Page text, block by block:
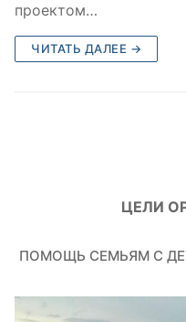
проектом…
ЧИТАТЬ ДАЛЕЕ →
ЦЕЛИ
ПОМОЩЬ СЕМЬЯМ С